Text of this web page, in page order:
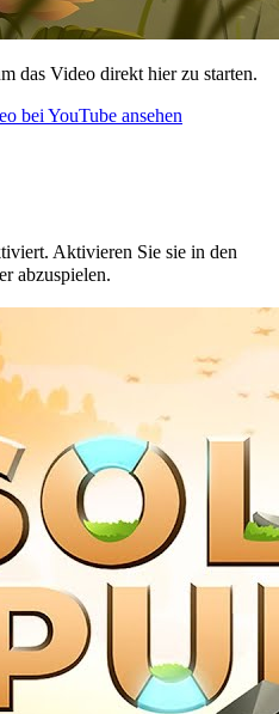
das Video direkt hier zu starten.
bei YouTube ansehen
Aktivieren Sie sie in den
abzuspielen.